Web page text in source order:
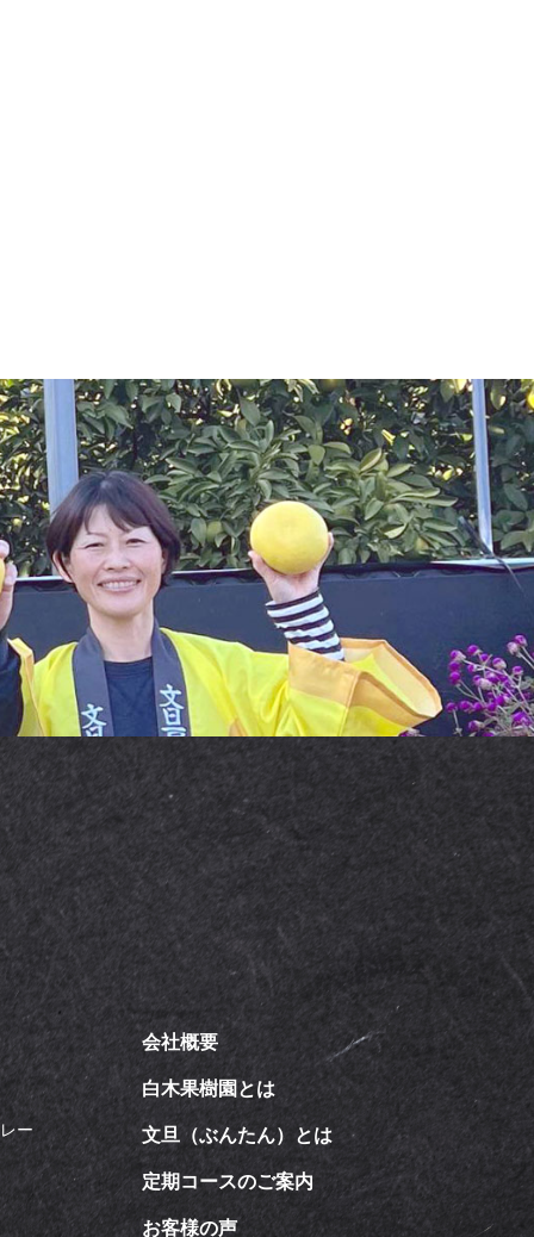
ー
会社概要
白木果樹園とは
文旦（ぶんたん）とは
定期コースのご案内
お客様の声